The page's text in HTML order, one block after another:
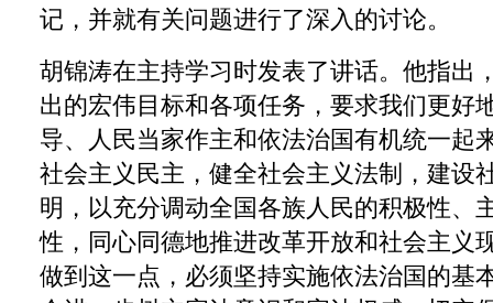
记，并就有关问题进行了深入的讨论。
胡锦涛在主持学习时发表了讲话。他指出
出的宏伟目标和各项任务，要求我们更好
导、人民当家作主和依法治国有机统一起
社会主义民主，健全社会主义法制，建设
明，以充分调动全国各族人民的积极性、
性，同心同德地推进改革开放和社会主义
做到这一点，必须坚持实施依法治国的基